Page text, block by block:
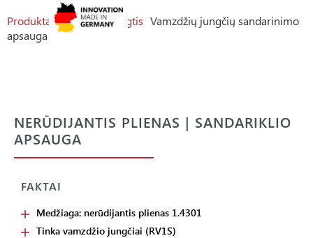
Produktai Vamzdžio jungtis Vamzdžių jungčių sandarinimo
apsauga
NERŪDIJANTIS PLIENAS | SANDARIKLIO
APSAUGA
FAKTAI
Medžiaga: nerūdijantis plienas 1.4301
Tinka vamzdžio jungčiai (RV1S)